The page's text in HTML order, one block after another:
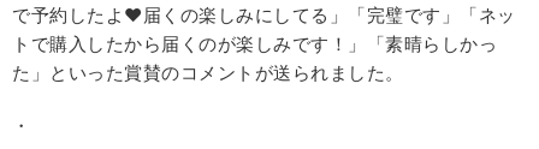
で予約したよ❤届くの楽しみにしてる」「完璧です」「ネッ
トで購入したから届くのが楽しみです！」「素晴らしかっ
た」といった賞賛のコメントが送られました。
・